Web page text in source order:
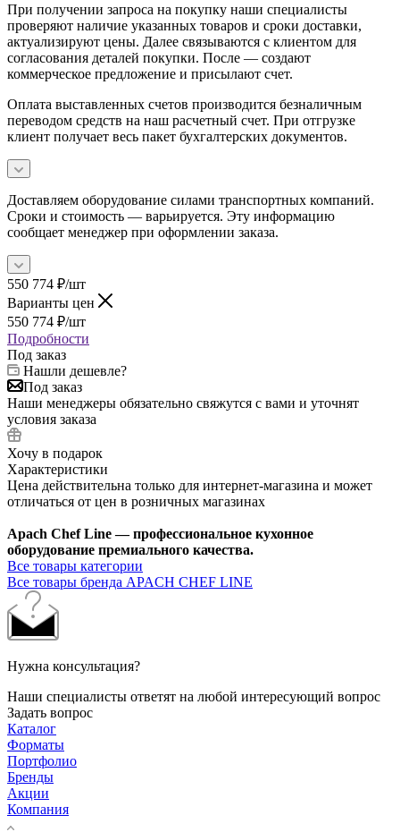
При получении запроса на покупку наши специалисты
проверяют наличие указанных товаров и сроки доставки,
актуализируют цены. Далее связываются с клиентом для
согласования деталей покупки. После — создают
коммерческое предложение и присылают счет.
Оплата выставленных счетов производится безналичным
переводом средств на наш расчетный счет. При отгрузке
клиент получает весь пакет бухгалтерских документов.
Доставляем оборудование силами транспортных компаний.
Сроки и стоимость — варьируется. Эту информацию
сообщает менеджер при оформлении заказа.
550 774 ₽/шт
Варианты цен
550 774 ₽/шт
Подробности
Под заказ
Нашли дешевле?
Под заказ
Наши менеджеры обязательно свяжутся с вами и уточнят
условия заказа
Хочу в подарок
Характеристики
Цена действительна только для интернет-магазина и может
отличаться от цен в розничных магазинах
Apach Chef Line — профессиональное кухонное
оборудование премиального качества.
Все товары категории
Все товары бренда APACH CHEF LINE
Нужна консультация?
Наши специалисты ответят на любой интересующий вопрос
Задать вопрос
Каталог
Форматы
Портфолио
Бренды
Акции
Компания